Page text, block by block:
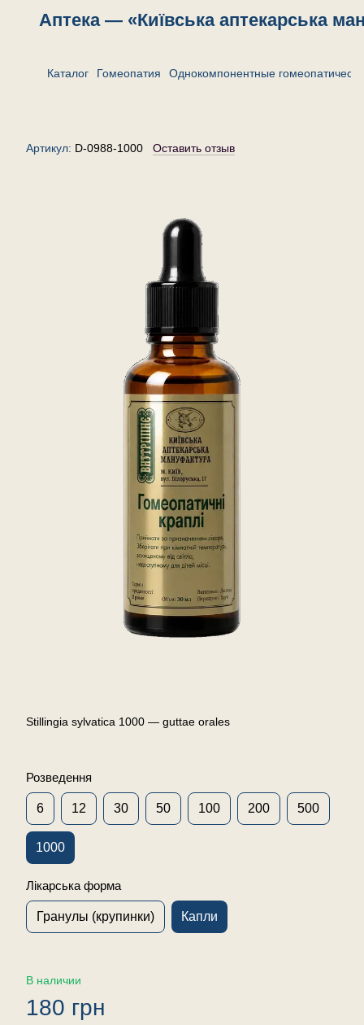
Аптека — «Київська аптекарська
Каталог Гомеопатия Однокомпонентные
Артикул: D-0988-1000 Оставить отзыв
Stillingia sylvatica 1000 — guttae orales
Розведення
6 12 30 50 100 200 500
1000
Лікарська форма
Гранулы (крупинки) Капли
В наличии
180 грн